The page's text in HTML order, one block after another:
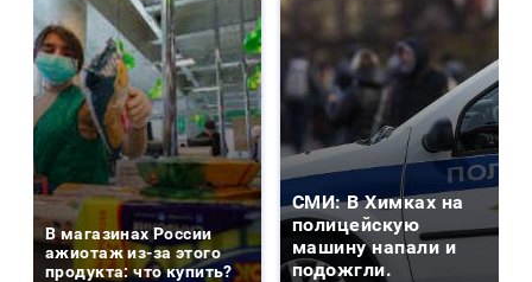
В магазинах России
ажиотаж из-за этого
продукта: что купить?
СМИ: В Химках на
полицейскую
машину напали и
подожгли.